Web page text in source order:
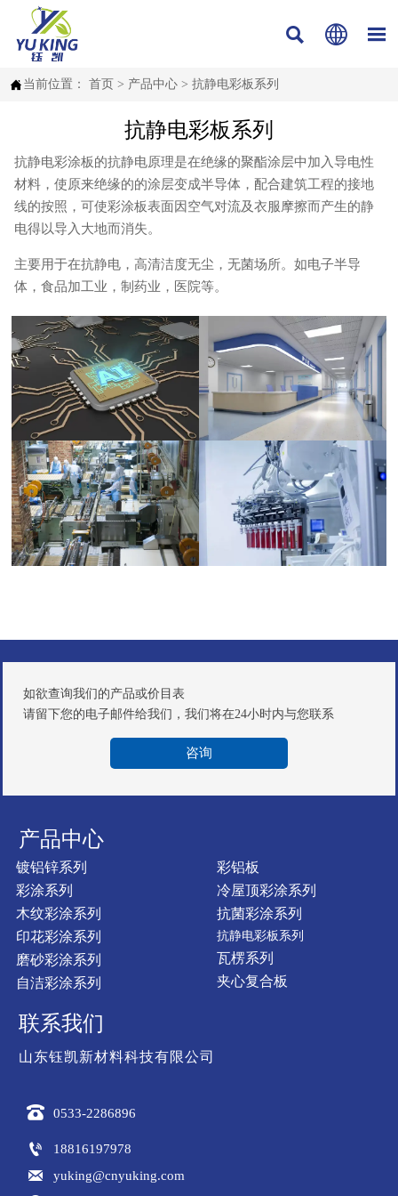
  
 当前位置： 首页 > 产品中心 > 抗静电彩板系列
抗静电彩板系列
抗静电彩涂板的抗静电原理是在绝缘的聚酯涂层中加入导电性
材料，使原来绝缘的的涂层变成半导体，配合建筑工程的接地
线的按照，可使彩涂板表面因空气对流及衣服摩擦而产生的静
电得以导入大地而消失。
主要用于在抗静电，高清洁度无尘，无菌场所。如电子半导
体，食品加工业，制药业，医院等。
如欲查询我们的产品或价目表
请留下您的电子邮件给我们，我们将在24小时内与您联系
咨询
产品中心
镀铝锌系列
彩涂系列
木纹彩涂系列
印花彩涂系列
磨砂彩涂系列
自洁彩涂系列
彩铝板
冷屋顶彩涂系列
抗菌彩涂系列
抗静电彩板系列
瓦楞系列
夹心复合板
联系我们
山东钰凯新材料科技有限公司
 0533-2286896
 18816197978
 yuking@cnyuking.com